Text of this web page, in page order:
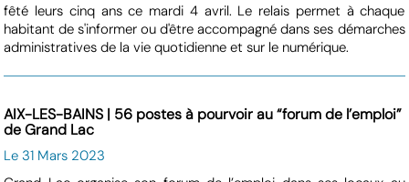
fêté leurs cinq ans ce mardi 4 avril. Le relais permet à chaque
habitant de s'informer ou d'être accompagné dans ses démarches
administratives de la vie quotidienne et sur le numérique.
AIX-LES-BAINS | 56 postes à pourvoir au “forum de l’emploi”
de Grand Lac
Le 31 Mars 2023